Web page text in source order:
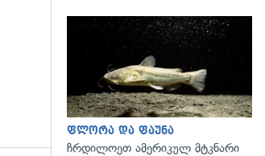
ფლორა და ფაუნა
ჩრდილოეთ ამერიკულ მტკნარი